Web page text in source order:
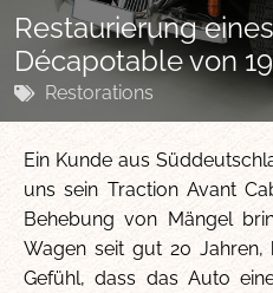
Restaurierung
Décapotable von
Restorations
Ein Kunde aus
uns sein Traction Avant
Behebung von Mängel
Wagen seit gut 20 Jahren,
Gefühl, dass das Auto